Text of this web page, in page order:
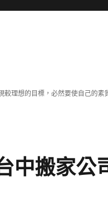
理想的目標，必然要使自己的素
中搬家公